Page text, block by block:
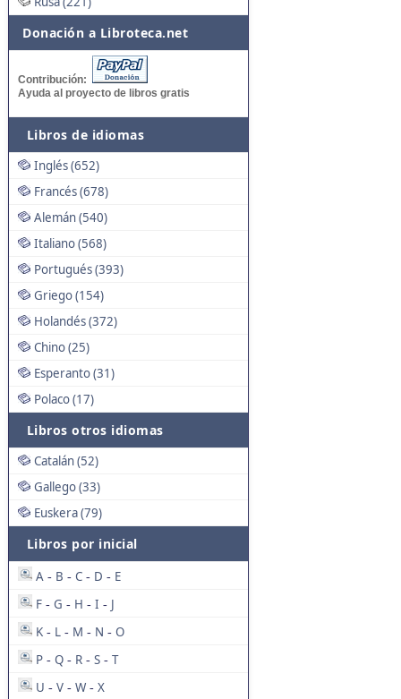
Donación a Libroteca.net
Contribución:
Ayuda al proyecto de libros gratis
Libros de idiomas
Inglés (652)
Francés (678)
Alemán (540)
Italiano (568)
Portugués (393)
Griego (154)
Holandés (372)
Chino (25)
Esperanto (31)
Polaco (17)
Libros otros idiomas
Catalán (52)
Gallego (33)
Euskera (79)
Libros por inicial
A - B - C - D - E
F - G - H - I - J
K - L - M - N - O
P - Q - R - S - T
U - V - W - X